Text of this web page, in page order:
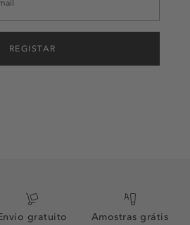
REGISTAR
gratuito
Amostras grátis